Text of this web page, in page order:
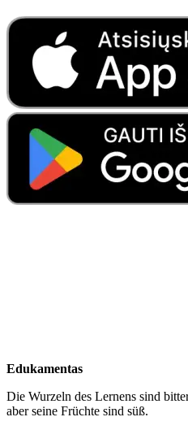
Edukamentas
Die Wurzeln des Lernens sind
aber seine Früchte sind süß.